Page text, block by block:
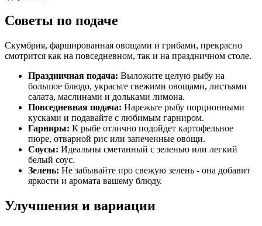
Советы по подаче
Скумбрия, фаршированная овощами и грибами, прекрасно
смотрится как на повседневном, так и на праздничном столе.
Праздничная подача: Выложите целую рыбу на
большое блюдо, украсьте свежими овощами, листьями
салата, маслинами и дольками лимона.
Повседневная подача: Нарежьте рыбу порционными
кусками и подавайте с любимым гарниром.
Гарниры: К рыбе отлично подойдет картофельное
пюре, отварной рис или запеченные овощи.
Соусы: Идеальны сметанный с зеленью или легкий
белый соус.
Зелень: Не забывайте про свежую зелень - она добавит
яркости и аромата вашему блюду.
Улучшения и вариации